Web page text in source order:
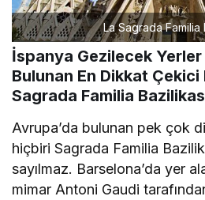
La Sagrada Familia
İspanya Gezilecek
Bulunan En Dikkat
Sagrada Familia
Avrupa’da bulunan pek çok
hiçbiri Sagrada Familia
sayılmaz. Barselona’da yer
mimar Antoni Gaudi